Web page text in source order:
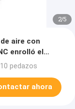
2/5
aire con
enrolló el
pedazos
ahora